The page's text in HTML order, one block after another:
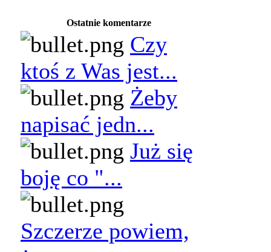
Ostatnie komentarze
Czy
ktoś z Was jest...
Żeby
napisać jedn...
Już się
boję co "...
Szczerze powiem,